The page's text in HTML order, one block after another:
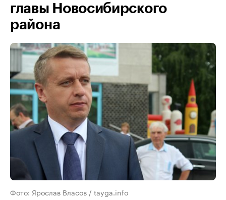
главы Новосибирского
района
Фото: Ярослав Власов / tayga.info